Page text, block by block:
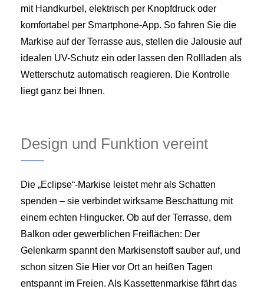
mit Handkurbel, elektrisch per Knopfdruck oder
komfortabel per Smartphone-App. So fahren Sie die
Markise auf der Terrasse aus, stellen die Jalousie auf
idealen UV-Schutz ein oder lassen den Rollladen als
Wetterschutz automatisch reagieren. Die Kontrolle
liegt ganz bei Ihnen.
Design und Funktion vereint
Die „Eclipse“-Markise leistet mehr als Schatten
spenden – sie verbindet wirksame Beschattung mit
einem echten Hingucker. Ob auf der Terrasse, dem
Balkon oder gewerblichen Freiflächen: Der
Gelenkarm spannt den Markisenstoff sauber auf, und
schon sitzen Sie Hier vor Ort an heißen Tagen
entspannt im Freien. Als Kassettenmarkise fährt das